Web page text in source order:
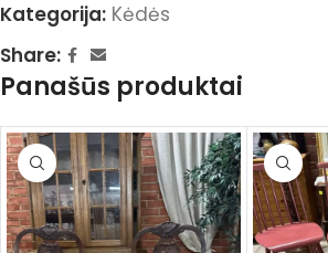
Kategorija: Kėdės
Share:
Panašūs produktai